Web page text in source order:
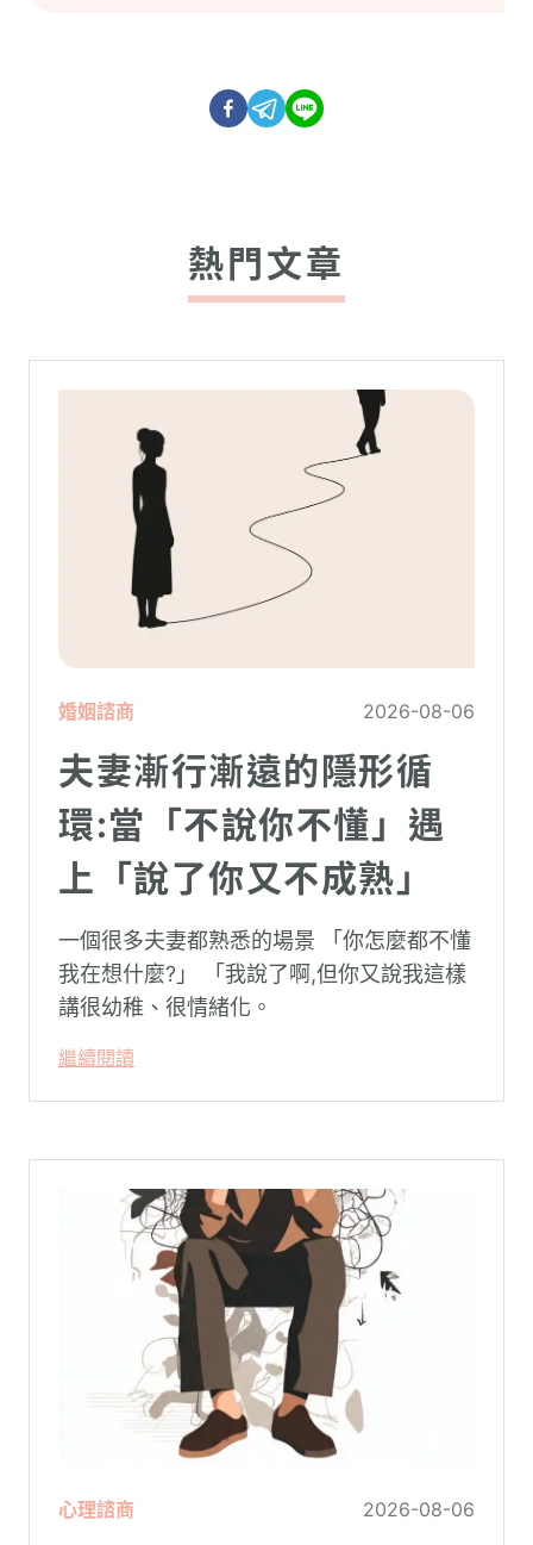
熱門文章
婚姻諮商 2026-08-06
夫妻漸行漸遠的隱形循
環:當「不說你不懂」遇
上「說了你又不成熟」
一個很多夫妻都熟悉的場景 「你怎麼都不懂
我在想什麼?」 「我說了啊,但你又說我這樣
講很幼稚、很情緒化。
繼續閱讀
心理諮商 2026-08-06